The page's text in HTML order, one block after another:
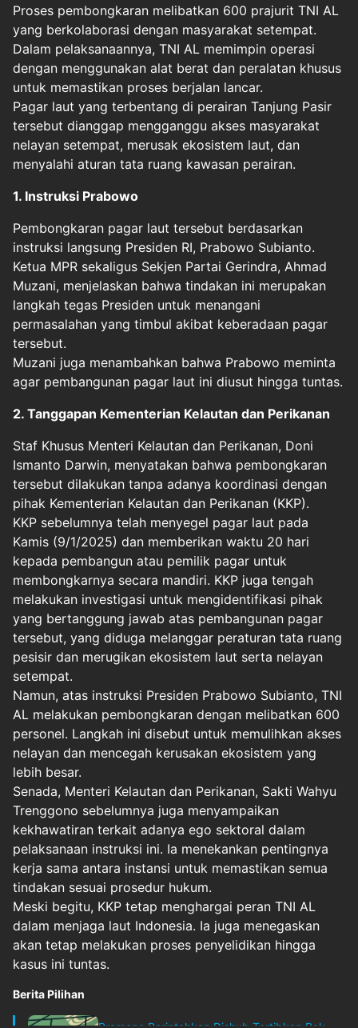
Proses pembongkaran melibatkan 600 prajurit TNI AL
yang berkolaborasi dengan masyarakat setempat.
Dalam pelaksanaannya, TNI AL memimpin operasi
dengan menggunakan alat berat dan peralatan khusus
untuk memastikan proses berjalan lancar.
Pagar laut yang terbentang di perairan Tanjung Pasir
tersebut dianggap mengganggu akses masyarakat
nelayan setempat, merusak ekosistem laut, dan
menyalahi aturan tata ruang kawasan perairan.
1. Instruksi Prabowo
Pembongkaran pagar laut tersebut berdasarkan
instruksi langsung Presiden RI, Prabowo Subianto.
Ketua MPR sekaligus Sekjen Partai Gerindra, Ahmad
Muzani, menjelaskan bahwa tindakan ini merupakan
langkah tegas Presiden untuk menangani
permasalahan yang timbul akibat keberadaan pagar
tersebut.
Muzani juga menambahkan bahwa Prabowo meminta
agar pembangunan pagar laut ini diusut hingga tuntas.
2. Tanggapan Kementerian Kelautan dan Perikanan
Staf Khusus Menteri Kelautan dan Perikanan, Doni
Ismanto Darwin, menyatakan bahwa pembongkaran
tersebut dilakukan tanpa adanya koordinasi dengan
pihak Kementerian Kelautan dan Perikanan (KKP).
KKP sebelumnya telah menyegel pagar laut pada
Kamis (9/1/2025) dan memberikan waktu 20 hari
kepada pembangun atau pemilik pagar untuk
membongkarnya secara mandiri. KKP juga tengah
melakukan investigasi untuk mengidentifikasi pihak
yang bertanggung jawab atas pembangunan pagar
tersebut, yang diduga melanggar peraturan tata ruang
pesisir dan merugikan ekosistem laut serta nelayan
setempat.
Namun, atas instruksi Presiden Prabowo Subianto, TNI
AL melakukan pembongkaran dengan melibatkan 600
personel. Langkah ini disebut untuk memulihkan akses
nelayan dan mencegah kerusakan ekosistem yang
lebih besar.
Senada, Menteri Kelautan dan Perikanan, Sakti Wahyu
Trenggono sebelumnya juga menyampaikan
kekhawatiran terkait adanya ego sektoral dalam
pelaksanaan instruksi ini. Ia menekankan pentingnya
kerja sama antara instansi untuk memastikan semua
tindakan sesuai prosedur hukum.
Meski begitu, KKP tetap menghargai peran TNI AL
dalam menjaga laut Indonesia. Ia juga menegaskan
akan tetap melakukan proses penyelidikan hingga
kasus ini tuntas.
Berita Pilihan